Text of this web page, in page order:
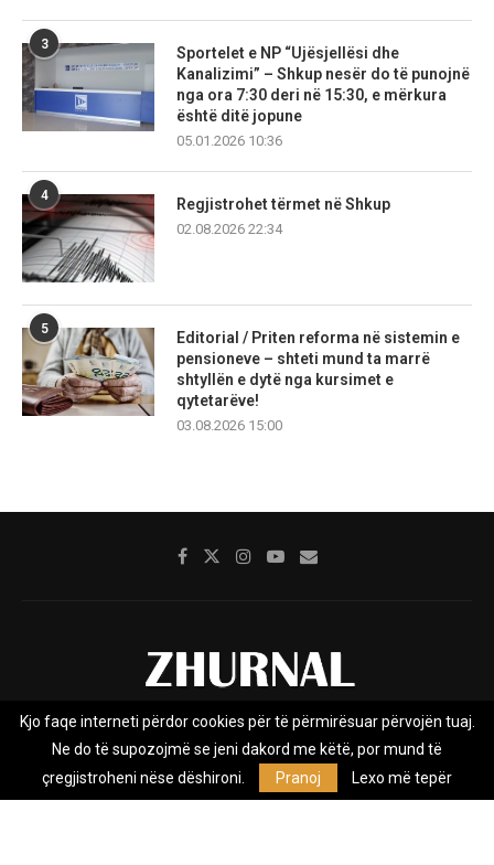
3
Sportelet e NP “Ujësjellësi dhe
Kanalizimi” – Shkup nesër do të punojnë
nga ora 7:30 deri në 15:30, e mërkura
është ditë jopune
05.01.2026 10:36
4
Regjistrohet tërmet në Shkup
02.08.2026 22:34
5
Editorial / Priten reforma në sistemin e
pensioneve – shteti mund ta marrë
shtyllën e dytë nga kursimet e
qytetarëve!
03.08.2026 15:00
Rreth nesh Impresumi Marketing
Privacy Policy
Zhurnal.mk është Agjenci e Lajmeve e pavarur, e themeluar në vitin
Kjo faqe interneti përdor cookies për të përmirësuar përvojën tuaj.
Ne do të supozojmë se jeni dakord me këtë, por mund të
çregjistroheni nëse dëshironi.
Pranoj Lexo më tepër